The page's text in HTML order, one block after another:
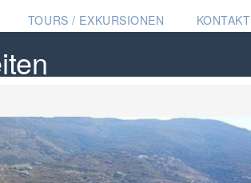
TOURS / EXKURSIONEN KONTAKT